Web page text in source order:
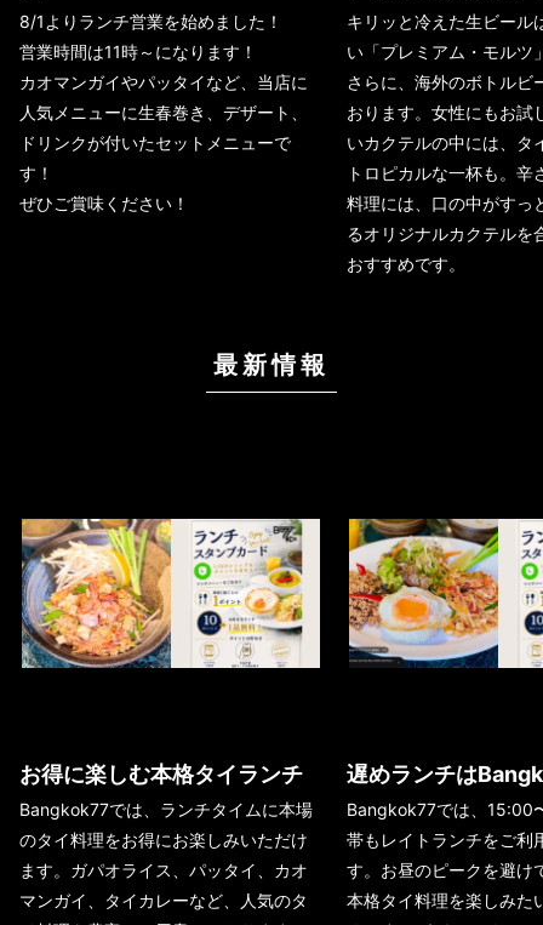
8/1よりランチ営業を始めました！
営業時間は11時～になります！
カオマンガイやパッタイなど、当店に
人気メニューに生春巻き、デザート、
ドリンクが付いたセットメニューで
す！
ぜひご賞味ください！
キリッと冷えた生ビール
い「プレミアム・モルツ
さらに、海外のボトルビ
おります。女性にもお試
いカクテルの中には、タ
トロピカルな一杯も。辛
料理には、口の中がすっ
るオリジナルカクテルを
おすすめです。
最新情報
お得に楽しむ本格タイランチ
Bangkok77では、ランチタイムに本場
のタイ料理をお得にお楽しみいただけ
ます。ガパオライス、パッタイ、カオ
マンガイ、タイカレーなど、人気のタ
遅めランチは
Bangkok77では、15:00
帯もレイトランチをご利
す。お昼のピークを避け
本格タイ料理を楽しみた